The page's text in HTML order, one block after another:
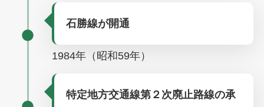
石勝線が開通
1984年（昭和59年）
特定地方交通線第２次廃止路線の承